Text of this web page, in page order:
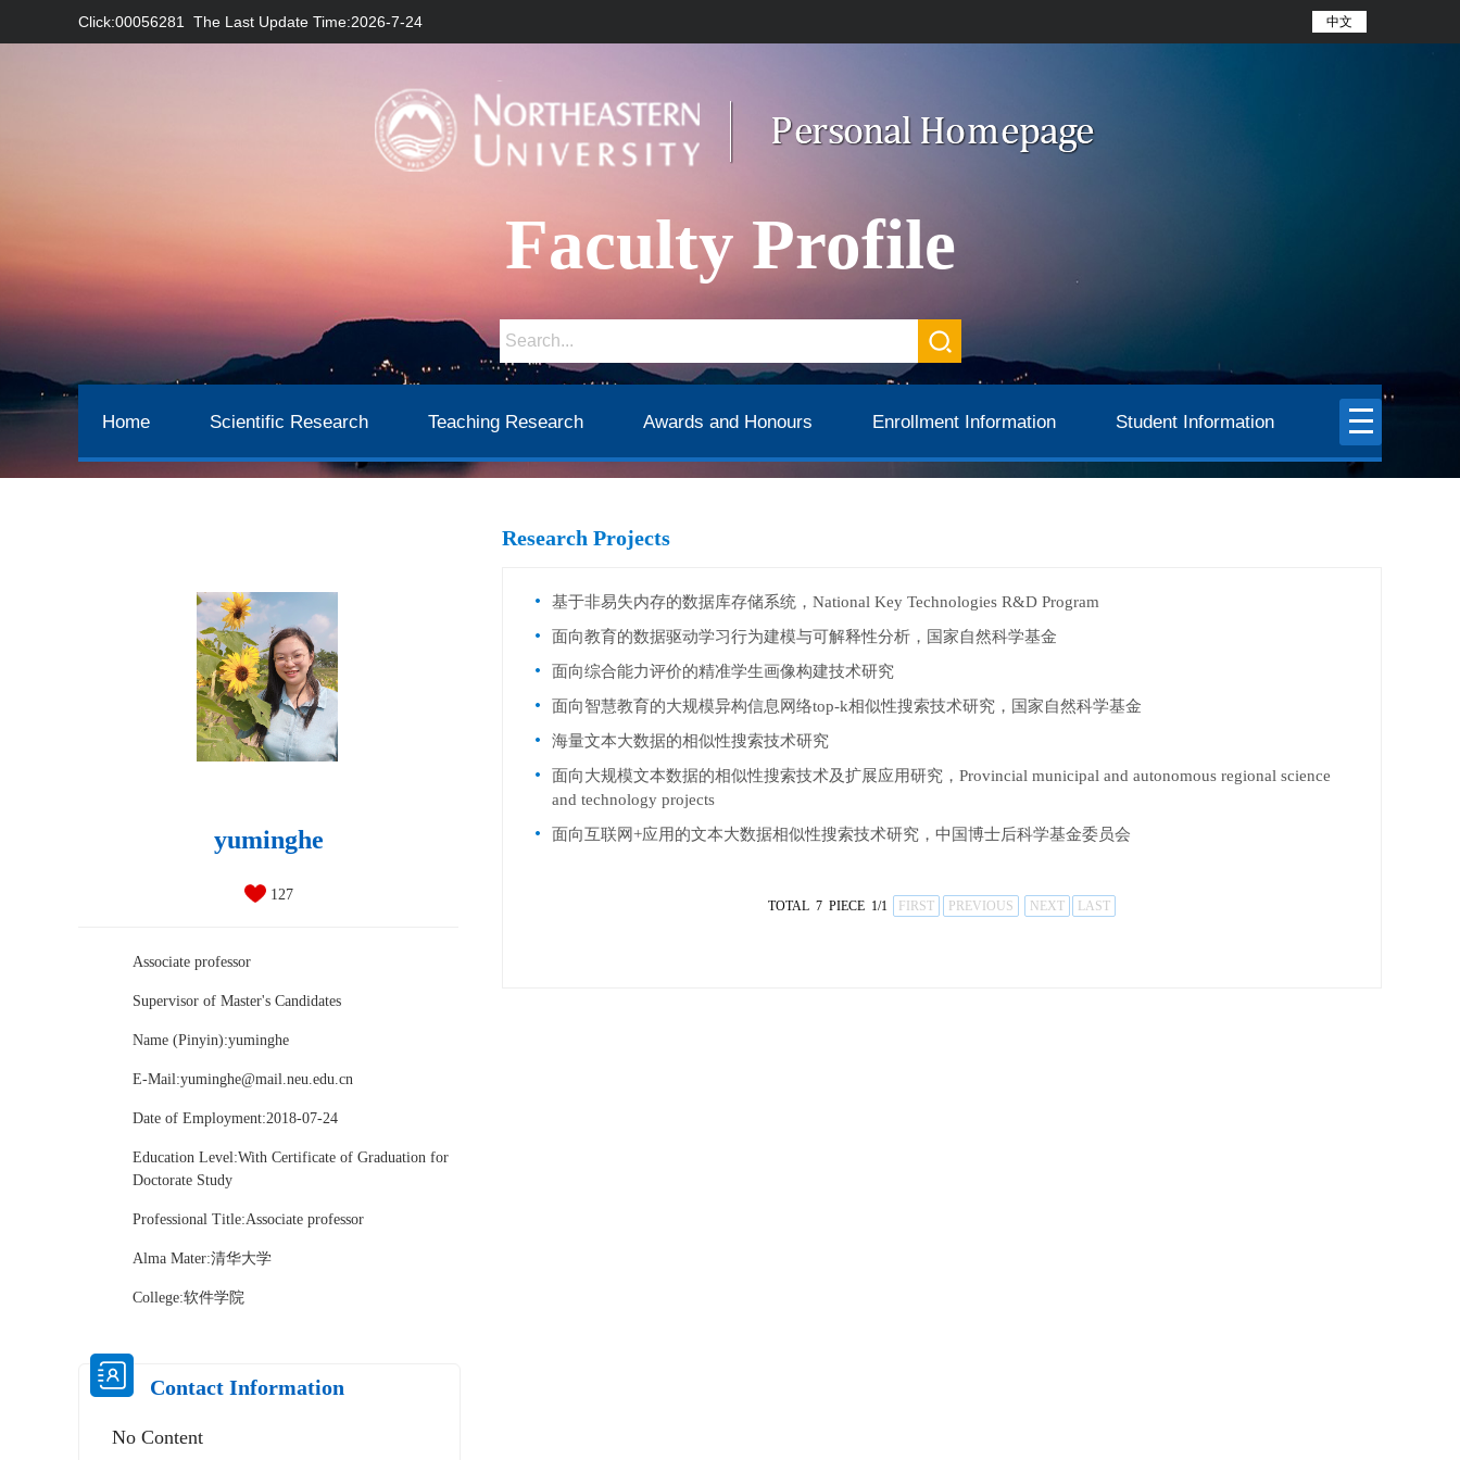
Click:00056281 The Last Update Time:2026-7-24 中文
Faculty Profile
Home Scientific Research Teaching Research Awards and Honours Enrollment Information Student Information
yuminghe
127
Associate professor
Supervisor of Master's Candidates
Name (Pinyin):yuminghe
E-Mail:yuminghe@mail.neu.edu.cn
Date of Employment:2018-07-24
Education Level:With Certificate of Graduation for
Doctorate Study
Professional Title:Associate professor
Alma Mater:清华大学
College:软件学院
Contact Information
No Content
Research Projects
基于非易失内存的数据库存储系统，National Key Technologies R&D Program
面向教育的数据驱动学习行为建模与可解释性分析，国家自然科学基金
面向综合能力评价的精准学生画像构建技术研究
面向智慧教育的大规模异构信息网络top-k相似性搜索技术研究，国家自然科学基金
海量文本大数据的相似性搜索技术研究
面向大规模文本数据的相似性搜索技术及扩展应用研究，Provincial municipal and autonomous regional science
and technology projects
面向互联网+应用的文本大数据相似性搜索技术研究，中国博士后科学基金委员会
TOTAL 7 PIECE 1/1 FIRST PREVIOUS NEXT LAST